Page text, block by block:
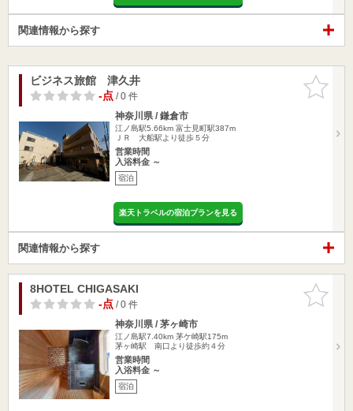
関連情報から探す
お気に入
りに追加
ビジネス旅館 津久井
-点/ 0 件
神奈川県 / 鎌倉市
江ノ島駅5.66km 富士見町駅387m
ＪＲ 大船駅より徒歩５分
営業時間
入浴料金 ～
宿泊
楽天トラベルの宿泊プランを見る
関連情報から探す
お気に入
りに追加
8HOTEL CHIGASAKI
-点/ 0 件
神奈川県 / 茅ヶ崎市
江ノ島駅7.40km 茅ケ崎駅175m
茅ヶ崎駅 南口より徒歩約４分
営業時間
入浴料金 ～
宿泊